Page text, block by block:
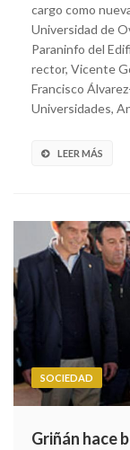
cargo como
Universidad de
Paraninfo del
rector, Vicente
Francisco
Universidades,
LEER MÁS
SOCIEDAD
Griñán hace